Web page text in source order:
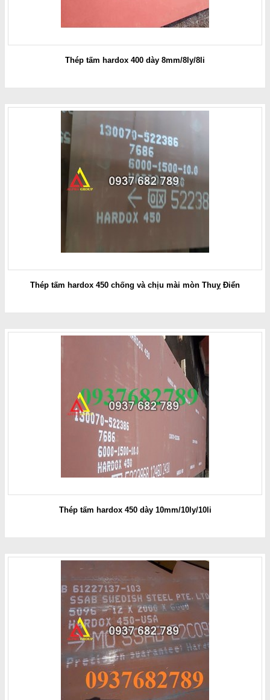
Thép tấm hardox 400 dày 8mm/8ly/8li
Thép tấm hardox 450 chống và chịu mài mòn Thuỵ Điển
Thép tấm hardox 450 dày 10mm/10ly/10li